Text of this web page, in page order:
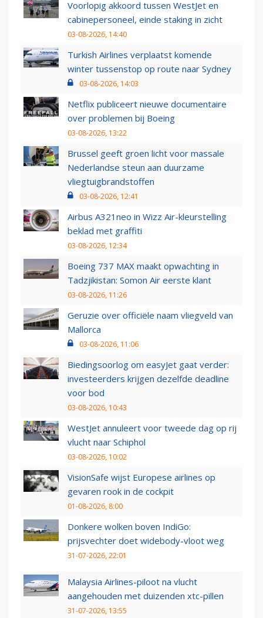
Voorlopig akkoord tussen WestJet en
cabinepersoneel, einde staking in zicht
03-08-2026, 14:40
Turkish Airlines verplaatst komende
winter tussenstop op route naar Sydney
03-08-2026, 14:03
Netflix publiceert nieuwe documentaire
over problemen bij Boeing
03-08-2026, 13:22
Brussel geeft groen licht voor massale
Nederlandse steun aan duurzame
vliegtuigbrandstoffen
03-08-2026, 12:41
Airbus A321neo in Wizz Air-kleurstelling
beklad met graffiti
03-08-2026, 12:34
Boeing 737 MAX maakt opwachting in
Tadzjikistan: Somon Air eerste klant
03-08-2026, 11:26
Geruzie over officiële naam vliegveld van
Mallorca
03-08-2026, 11:06
Biedingsoorlog om easyJet gaat verder:
investeerders krijgen dezelfde deadline
voor bod
03-08-2026, 10:43
WestJet annuleert voor tweede dag op rij
vlucht naar Schiphol
03-08-2026, 10:02
VisionSafe wijst Europese airlines op
gevaren rook in de cockpit
01-08-2026, 8:00
Donkere wolken boven IndiGo:
prijsvechter doet widebody-vloot weg
31-07-2026, 22:01
Malaysia Airlines-piloot na vlucht
aangehouden met duizenden xtc-pillen
31-07-2026, 13:55